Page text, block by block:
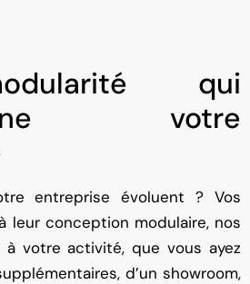
qui
votre
entreprise évoluent ? Vos
leur conception modulaire, nos
à votre activité, que vous ayez
d’un showroom,